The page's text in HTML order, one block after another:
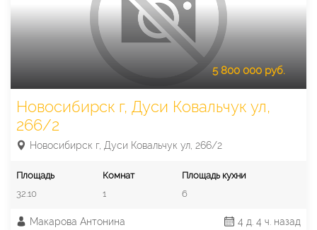
5 800 000 руб.
Новосибирск г, Дуси Ковальчук ул,
266/2
Новосибирск г, Дуси Ковальчук ул, 266/2
Площадь
32.10
Комнат
1
Площадь кухни
6
Макарова Антонина 4 д. 4 ч. назад